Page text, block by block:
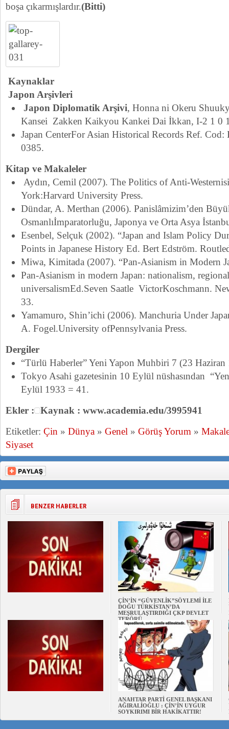
boşa çıkarmışlardır.(Bitti)
Kaynaklar
Japon Arşivleri
Japon Diplomatik Arşivi, Honna ni Okeru
Kansei Zakken Kaikyou Kankei Dai İkkan, I-2 1 0
Japan CenterFor Asian Historical Records Ref.
0385.
Kitap ve Makaleler
Aydın, Cemil (2007). The Politics of Anti-
York:Harvard University Press.
Dündar, A. Merthan (2006). Panislâmizim’den
Osmanlıİmparatorluğu, Japonya ve Orta Asya
Esenbel, Selçuk (2002). “Japan and Islam Policy
Points in Japanese History Ed. Bert Edström.
Miwa, Kimitada (2007). “Pan-Asianism in Modern
Pan-Asianism in modern Japan: nationalism,
universalismEd.Seven Saatle VictorKoschmann.
33.
Yamamuro, Shin’ichi (2006). Manchuria Under
A. Fogel.University ofPennsylvania Press.
Dergiler
“Türlü Haberler” Yeni Yapon Muhbiri 7 (23 Haziran
Tokyo Asahi gazetesinin 10 Eylül nüshasından
Eylül 1933 = 41.
Ekler :
Kaynak : www.academia.edu/3995941
Etiketler: Çin » Dünya » Genel » Görüş Yorum »
Siyaset
BENZER HABERLER
ÇİN’İN “GÜVENLİK”SÖYLEMİ İLE
DOĞU TÜRKİSTAN’DA
MEŞRULAŞTIRDIĞI ÇKP DEVLET
TERÖRÜ
ANAHTAR PARTİ GENEL BAŞKANI
AĞIRALİOĞLU : ÇİN’İN UYGUR
SOYKIRIMI BİR HAKİKATTIR!